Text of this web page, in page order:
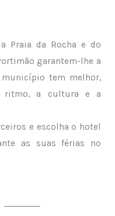
Praia da Rocha e do
garantem-lhe a
tem melhor,
ritmo, a cultura e a
e escolha o hotel
as suas férias no